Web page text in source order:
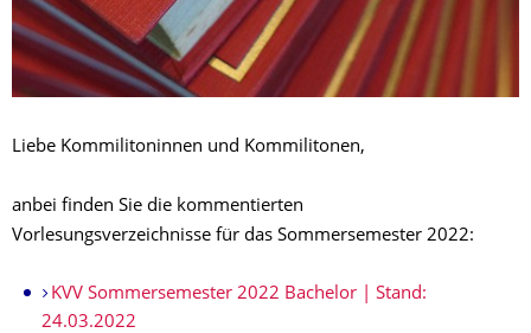
Liebe Kommilitoninnen und Kommilitonen,
anbei finden Sie die kommentierten
Vorlesungsverzeichnisse für das Sommersemester 2022:
KVV Sommersemester 2022 Bachelor | Stand:
24.03.2022